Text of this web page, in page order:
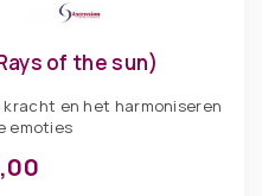
of the sun)
en het harmoniseren
emoties